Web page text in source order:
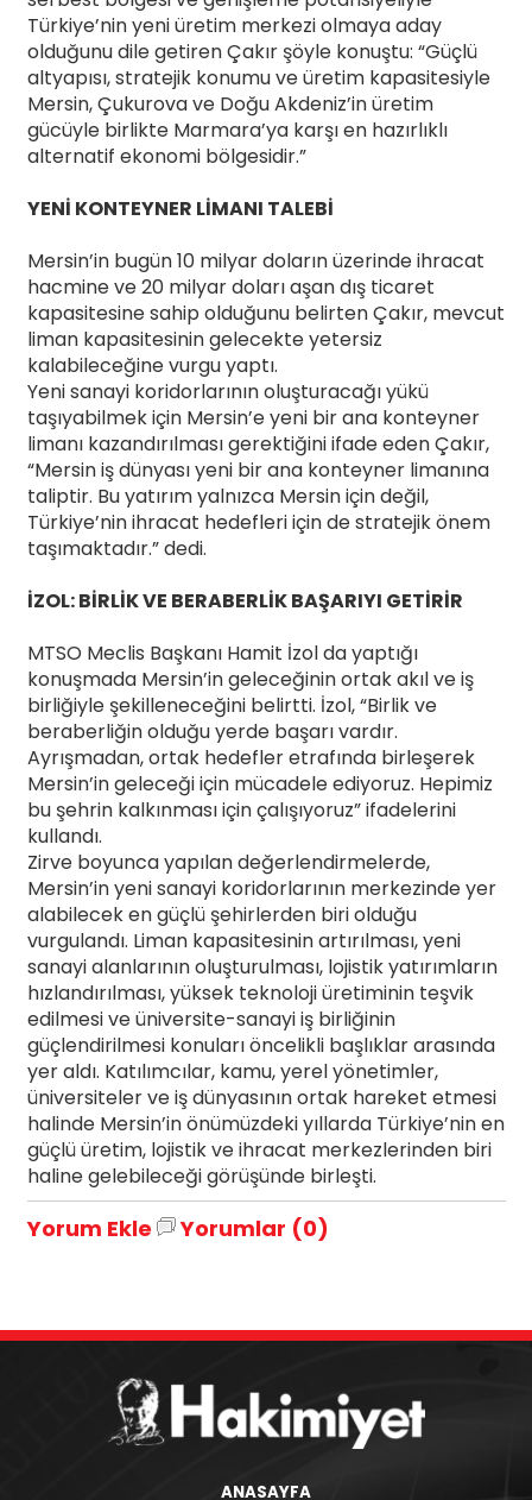
Türkiye’nin yeni üretim merkezi olmaya aday
olduğunu dile getiren Çakır şöyle konuştu: “Güçlü
altyapısı, stratejik konumu ve üretim kapasitesiyle
Mersin, Çukurova ve Doğu Akdeniz’in üretim
gücüyle birlikte Marmara’ya karşı en hazırlıklı
alternatif ekonomi bölgesidir.”
YENİ KONTEYNER LİMANI TALEBİ
Mersin’in bugün 10 milyar doların üzerinde ihracat
hacmine ve 20 milyar doları aşan dış ticaret
kapasitesine sahip olduğunu belirten Çakır, mevcut
liman kapasitesinin gelecekte yetersiz
kalabileceğine vurgu yaptı.
Yeni sanayi koridorlarının oluşturacağı yükü
taşıyabilmek için Mersin’e yeni bir ana konteyner
limanı kazandırılması gerektiğini ifade eden Çakır,
“Mersin iş dünyası yeni bir ana konteyner limanına
taliptir. Bu yatırım yalnızca Mersin için değil,
Türkiye’nin ihracat hedefleri için de stratejik önem
taşımaktadır.” dedi.
İZOL: BİRLİK VE BERABERLİK BAŞARIYI GETİRİR
MTSO Meclis Başkanı Hamit İzol da yaptığı
konuşmada Mersin’in geleceğinin ortak akıl ve iş
birliğiyle şekilleneceğini belirtti. İzol, “Birlik ve
beraberliğin olduğu yerde başarı vardır.
Ayrışmadan, ortak hedefler etrafında birleşerek
Mersin’in geleceği için mücadele ediyoruz. Hepimiz
bu şehrin kalkınması için çalışıyoruz” ifadelerini
kullandı.
Zirve boyunca yapılan değerlendirmelerde,
Mersin’in yeni sanayi koridorlarının merkezinde yer
alabilecek en güçlü şehirlerden biri olduğu
vurgulandı. Liman kapasitesinin artırılması, yeni
sanayi alanlarının oluşturulması, lojistik yatırımların
hızlandırılması, yüksek teknoloji üretiminin teşvik
edilmesi ve üniversite-sanayi iş birliğinin
güçlendirilmesi konuları öncelikli başlıklar arasında
yer aldı. Katılımcılar, kamu, yerel yönetimler,
üniversiteler ve iş dünyasının ortak hareket etmesi
halinde Mersin’in önümüzdeki yıllarda Türkiye’nin en
güçlü üretim, lojistik ve ihracat merkezlerinden biri
haline gelebileceği görüşünde birleşti.
Yorum Ekle Yorumlar (0)
ANASAYFA